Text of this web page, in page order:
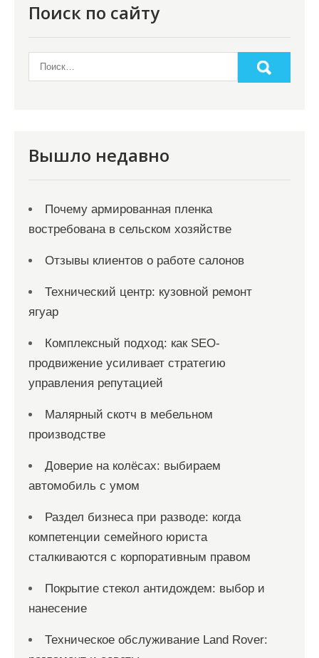
Поиск по сайту
Вышло недавно
Почему армированная пленка
востребована в сельском хозяйстве
Отзывы клиентов о работе салонов
Технический центр: кузовной ремонт
ягуар
Комплексный подход: как SEO-
продвижение усиливает стратегию
управления репутацией
Малярный скотч в мебельном
производстве
Доверие на колёсах: выбираем
автомобиль с умом
Раздел бизнеса при разводе: когда
компетенции семейного юриста
сталкиваются с корпоративным правом
Покрытие стекол антидождем: выбор и
нанесение
Техническое обслуживание Land Rover: